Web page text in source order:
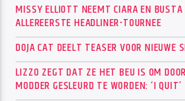
MISSY ELLIOTT NEEMT CIARA EN
ALLEREERSTE HEADLINER-TOURNEE
DOJA CAT DEELT TEASER VOOR NIEUWE
LIZZO ZEGT DAT ZE HET BEU IS OM
MODDER GESLEURD TE WORDEN: ‘I QUIT’